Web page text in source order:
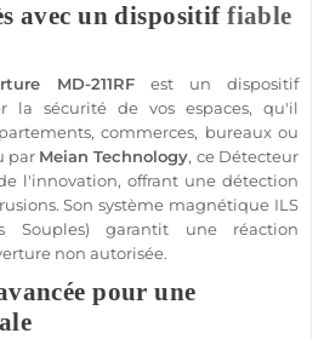
avec un dispositiffiable
MD-211RF est un dispositif
la sécurité de vos espaces, qu'il
,commerces, bureauxou
par Meian Technology, ce Détecteur
l'innovation, offrant une détection
Sonsystème magnétique ILS
Souples) garantit une réaction
non autorisée.
pour une